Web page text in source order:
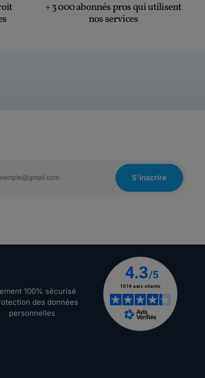
+ 3 000 abonnés pros qui utilisent
nos services
S'inscrire
100% sécurisé
des données
personnelles